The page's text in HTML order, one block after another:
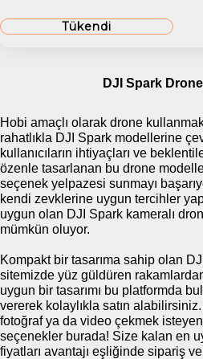
Tükendi
DJI Spark
Hobi amaçlı olarak drone
rahatlıkla DJI Spark modellerine
kullanıcıların ihtiyaçları ve
özenle tasarlanan bu drone
seçenek yelpazesi sunmayı
kendi zevklerine uygun tercihler
uygun olan DJI Spark kameralı
mümkün oluyor.
Kompakt bir tasarıma sahip olan
sitemizde yüz güldüren
uygun bir tasarımı bu platformda
vererek kolaylıkla satın
fotoğraf ya da video çekmek
seçenekler burada! Size kalan en
fiyatları avantajı eşliğinde sipariş